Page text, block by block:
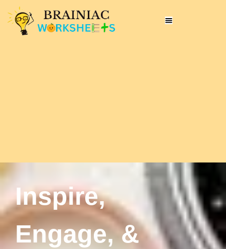
Inspire,
Engage, &